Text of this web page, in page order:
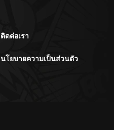
ติดต่อเรา
นโยบายความเป็นส่วนตัว